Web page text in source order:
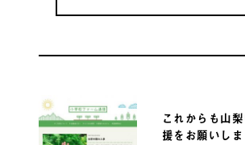
これからも山
援をお願いしま